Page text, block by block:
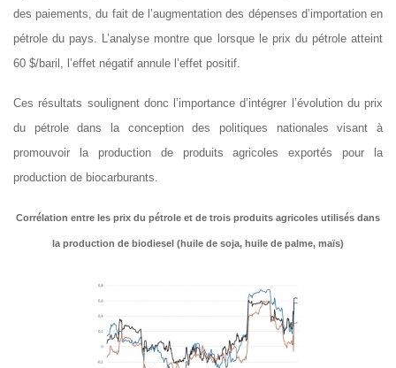
des paiements, du fait de l’augmentation des dépenses d’importationen
pétrole du pays. L’analyse montre que lorsque le prix du pétrole atteint
60 $/baril, l’effet négatif annule l’effet positif.
Ces résultats soulignent donc l’importance d’intégrer l’évolution du prix
du pétrole dans la conception des politiques nationales visant à
promouvoir la production de produits agricoles exportés pour la
production de biocarburants.
Corrélation entre les prix du pétrole et de trois produits agricoles utilisés dans
la production de biodiesel (huile de soja, huile de palme, maïs)